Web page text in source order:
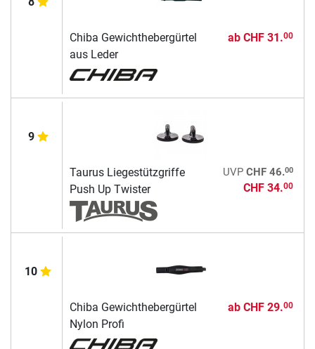
Chiba Gewichthebergürtel
aus Leder
ab CHF 31.00
9
Taurus Liegestützgriffe
Push Up Twister
UVP CHF 46.00
CHF 34.00
10
Chiba Gewichthebergürtel
Nylon Profi
ab CHF 29.00